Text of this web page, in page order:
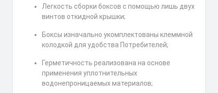
Легкость сборки боксов с помощью лишь двух
винтов откидной крышки;
Боксы изначально укомплектованы клеммной
колодкой для удобства Потребителей;
Герметичность реализована на основе
применения уплотнительных
водонепроницаемых материалов;